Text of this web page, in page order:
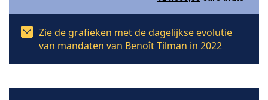
Zie de grafieken met de dagelijkse evolutie
van mandaten van Benoît Tilman in 2022